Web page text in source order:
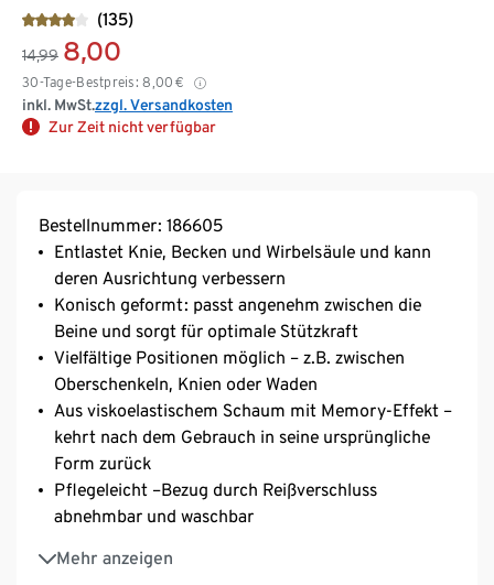
(135)
14,99 8,00
30-Tage-Bestpreis: 8,00 €
inkl. MwSt.zzgl. Versandkosten
Zur Zeit nicht verfügbar
Bestellnummer: 186605
Entlastet Knie, Becken und Wirbelsäule und kann
deren Ausrichtung verbessern
Konisch geformt: passt angenehm zwischen die
Beine und sorgt für optimale Stützkraft
Vielfältige Positionen möglich – z.B. zwischen
Oberschenkeln, Knien oder Waden
Aus viskoelastischem Schaum mit Memory-Effekt –
kehrt nach dem Gebrauch in seine ursprüngliche
Form zurück
Pflegeleicht –Bezug durch Reißverschluss
abnehmbar und waschbar
Mehr anzeigen
Mit angenehm elastischem Befestigungsband –
verhindert Verrutschen